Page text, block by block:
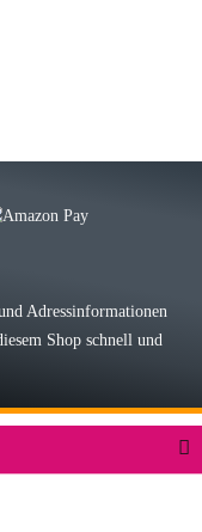
man kann bedenkenlos
macht einen sehr soliden
Adressinformationen
Shop schnell und